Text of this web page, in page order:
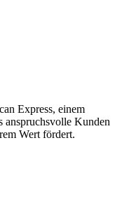
Express, einem
anspruchsvolle Kunden
Wert fördert.